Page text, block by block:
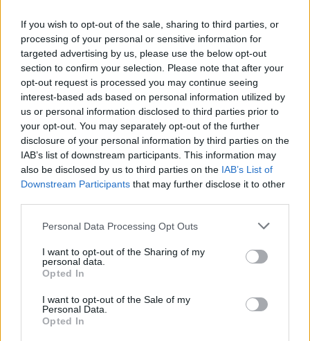
If you wish to opt-out of the sale, sharing to third parties, or
processing of your personal or sensitive information for
targeted advertising by us, please use the below opt-out
section to confirm your selection. Please note that after your
opt-out request is processed you may continue seeing
interest-based ads based on personal information utilized by
us or personal information disclosed to third parties prior to
your opt-out. You may separately opt-out of the further
disclosure of your personal information by third parties on the
IAB’s list of downstream participants. This information may
also be disclosed by us to third parties on the IAB’s List of
Downstream Participants that may further disclose it to other
Personal Data Processing Opt Outs
I want to opt-out of the Sharing of my
personal data.
Opted In
I want to opt-out of the Sale of my
Personal Data.
Opted In